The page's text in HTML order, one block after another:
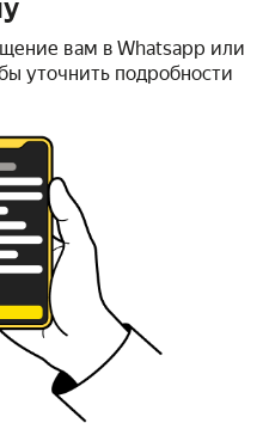
вам в Whatsapp или
уточнить подробности